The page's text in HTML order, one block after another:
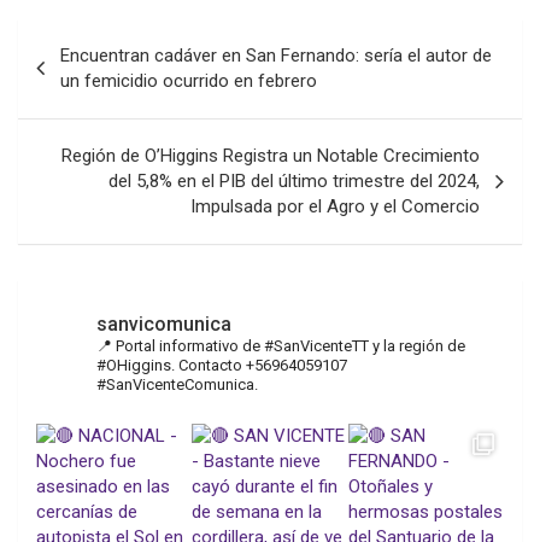
de
entradas
Encuentran cadáver en San Fernando: sería el autor de
un femicidio ocurrido en febrero
Región de O’Higgins Registra un Notable Crecimiento
del 5,8% en el PIB del último trimestre del 2024,
Impulsada por el Agro y el Comercio
sanvicomunica
📍 Portal informativo de #SanVicenteTT y la región de
#OHiggins. Contacto +56964059107
#SanVicenteComunica.